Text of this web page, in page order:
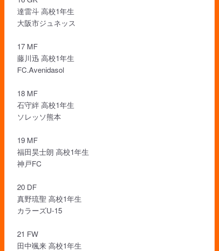
達雷斗 高校1年生
大阪市ジュネッス
17 MF
藤川迅 高校1年生
FC.Avenidasol
18 MF
石守絆 高校1年生
ソレッソ熊本
19 MF
福田昊士朗 高校1年生
神戸FC
20 DF
真野琉聖 高校1年生
カラーズU-15
21 FW
田中颯来 高校1年生